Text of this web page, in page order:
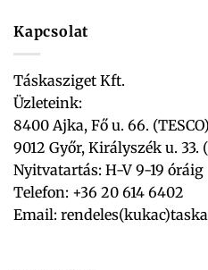
Kapcsolat
Táskasziget Kft.
Üzleteink:
8400 Ajka, Fő u. 66. (TESCO)
9012 Győr, Királyszék u. 33.
Nyitvatartás: H-V 9-19 óráig
Telefon: +36 20 614 6402
Email: